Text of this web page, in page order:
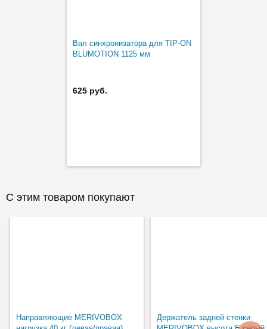
Вал синхронизатора для TIP-ON
BLUMOTION 1125 мм
625 руб.
С этим товаром покупают
Направляющие MERIVOBOX
Держатель задней стенки